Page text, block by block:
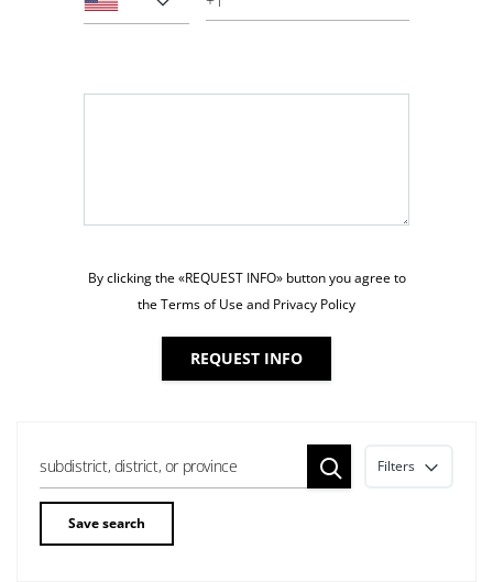
By clicking the «REQUEST INFO» button you agree to
the Terms of Use and Privacy Policy
REQUEST INFO
Filters
Save search